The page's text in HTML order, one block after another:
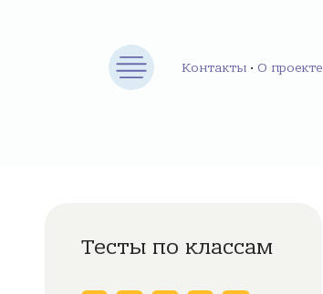
Контакты • О проекте
Тесты по классам